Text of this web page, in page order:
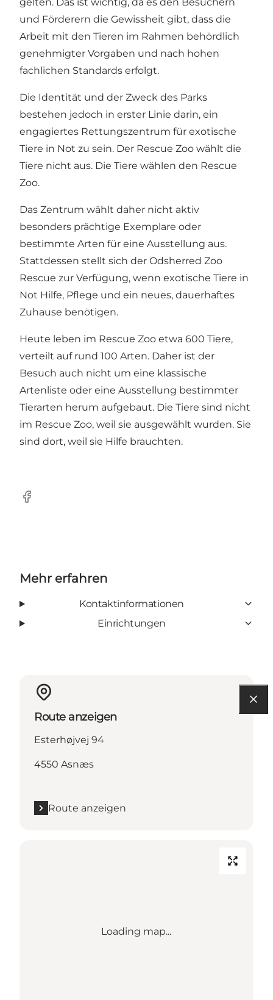
und Förderern die Gewissheit gibt, dass die
Arbeit mit den Tieren im Rahmen behördlich
genehmigter Vorgaben und nach hohen
fachlichen Standards erfolgt.
Die Identität und der Zweck des Parks
bestehen jedoch in erster Linie darin, ein
engagiertes Rettungszentrum für exotische
Tiere in Not zu sein. Der Rescue Zoo wählt die
Tiere nicht aus. Die Tiere wählen den Rescue
Zoo.
Das Zentrum wählt daher nicht aktiv
besonders prächtige Exemplare oder
bestimmte Arten für eine Ausstellung aus.
Stattdessen stellt sich der Odsherred Zoo
Rescue zur Verfügung, wenn exotische Tiere in
Not Hilfe, Pflege und ein neues, dauerhaftes
Zuhause benötigen.
Heute leben im Rescue Zoo etwa 600 Tiere,
verteilt auf rund 100 Arten. Daher ist der
Besuch auch nicht um eine klassische
Artenliste oder eine Ausstellung bestimmter
Tierarten herum aufgebaut. Die Tiere sind nicht
im Rescue Zoo, weil sie ausgewählt wurden. Sie
sind dort, weil sie Hilfe brauchten.
Facebook
Mehr erfahren
Kontaktinformationen
Einrichtungen
Route anzeigen
Esterhøjvej 94
4550 Asnæs
Route anzeigen
Loading map...